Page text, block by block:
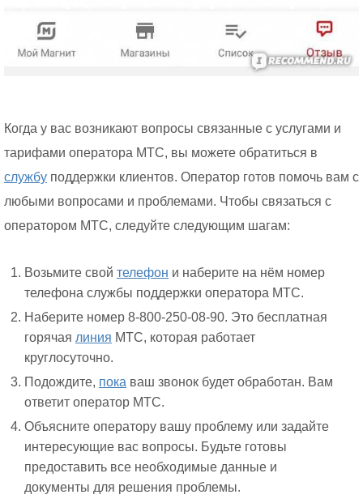
Когда у вас возникают вопросы связанные с услугами и
тарифами оператора МТС, вы можете обратиться в
службу поддержки клиентов. Оператор готов помочь вам с
любыми вопросами и проблемами. Чтобы связаться с
оператором МТС, следуйте следующим шагам:
Возьмите свой телефон и наберите на нём номер
телефона службы поддержки оператора МТС.
Наберите номер 8-800-250-08-90. Это бесплатная
горячая линия МТС, которая работает
круглосуточно.
Подождите, пока ваш звонок будет обработан. Вам
ответит оператор МТС.
Объясните оператору вашу проблему или задайте
интересующие вас вопросы. Будьте готовы
предоставить все необходимые данные и
документы для решения проблемы.